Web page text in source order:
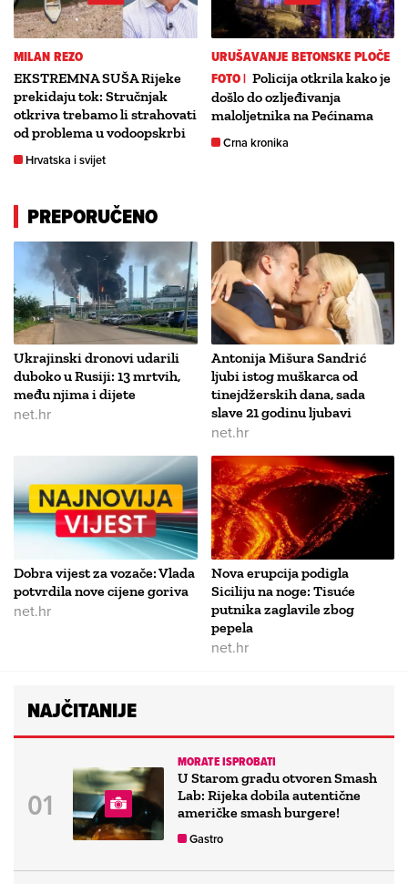
MILAN REZO
EKSTREMNA SUŠA Rijeke
prekidaju tok: Stručnjak
otkriva trebamo li strahovati
od problema u vodoopskrbi
Hrvatska i svijet
URUŠAVANJE BETONSKE PLOČE
FOTO | Policija otkrila kako je
došlo do ozljeđivanja
maloljetnika na Pećinama
Crna kronika
PREPORUČENO
Ukrajinski dronovi udarili
duboko u Rusiji: 13 mrtvih,
među njima i dijete
net.hr
Antonija Mišura Sandrić
ljubi istog muškarca od
tinejdžerskih dana, sada
slave 21 godinu ljubavi
net.hr
Dobra vijest za vozače: Vlada
potvrdila nove cijene goriva
net.hr
Nova erupcija podigla
Siciliju na noge: Tisuće
putnika zaglavile zbog
pepela
net.hr
NAJČITANIJE
MORATE ISPROBATI
U Starom gradu otvoren Smash
Lab: Rijeka dobila autentične
američke smash burgere!
Gastro